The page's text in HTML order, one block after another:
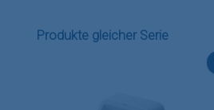
Produktgalerie überspringen
Produkte gleicher Serie